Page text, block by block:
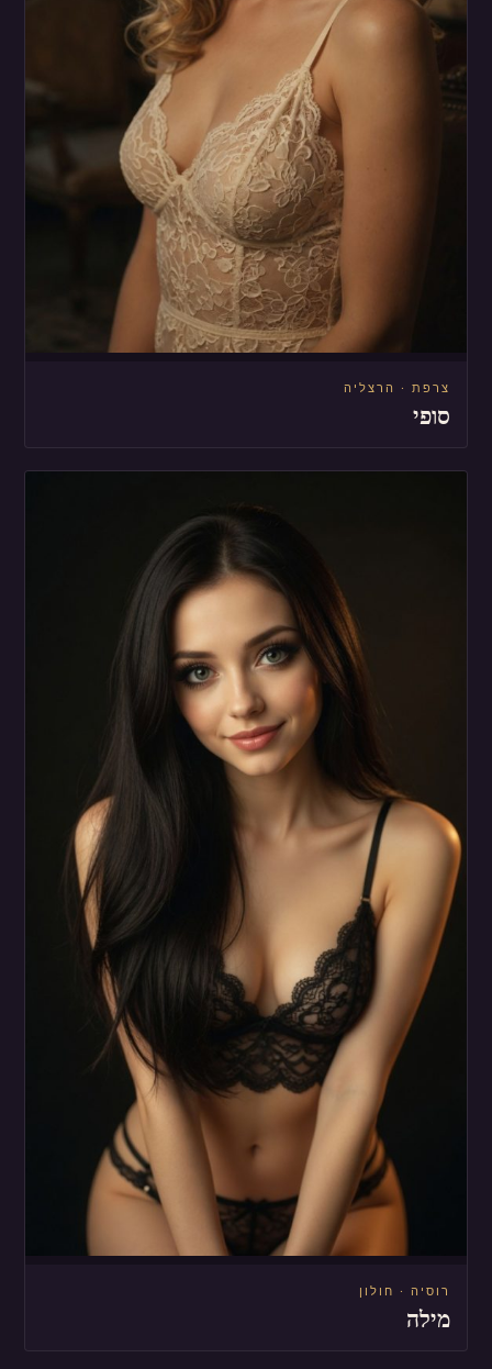
צרפת · הרצליה
סופי
רוסיה · חולון
מילה